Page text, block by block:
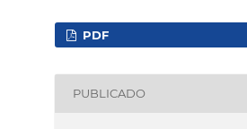
PDF
PUBLICADO